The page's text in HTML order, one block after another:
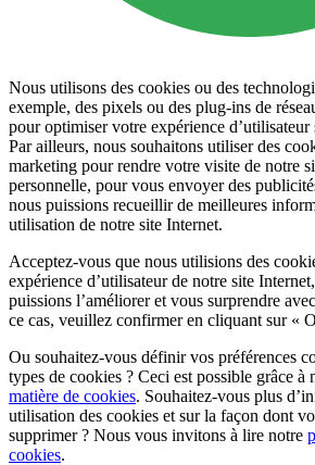
Nous utilisons des cookies ou des
exemple, des pixels ou des plug-ins de
pour optimiser votre expérience d’utilisateur
Par ailleurs, nous souhaitons utiliser des
marketing pour rendre votre visite de notre
personnelle, pour vous envoyer des
nous puissions recueillir de meilleures
utilisation de notre site Internet.
Acceptez-vous que nous utilisions des
expérience d’utilisateur de notre site
puissions l’améliorer et vous surprendre
ce cas, veuillez confirmer en cliquant sur «
Ou souhaitez-vous définir vos préférences
types de cookies ? Ceci est possible grâce à
matière de cookies. Souhaitez-vous plus
utilisation des cookies et sur la façon dont
supprimer ? Nous vous invitons à lire notre
cookies.